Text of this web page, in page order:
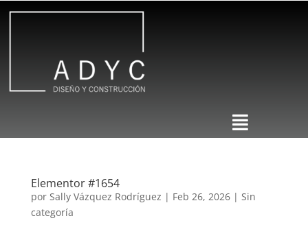
Elementor #1654
por Sally Vázquez Rodríguez | Feb 26, 2026| Sin
categoría